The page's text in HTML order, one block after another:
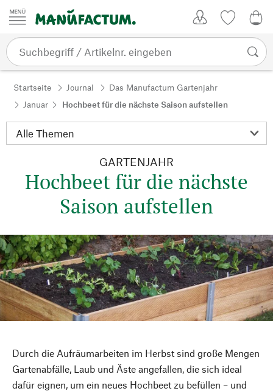
Zum Inhalt springen
Startseite Journal
Das Manufactum Gartenjahr
Januar
Hochbeet für die nächste Saison aufstellen
GARTENJAHR
Hochbeet für die nächste
Saison aufstellen
Durch die Aufräumarbeiten im Herbst sind große Mengen
Gartenabfälle, Laub und Äste angefallen, die sich ideal
dafür eignen, um ein neues Hochbeet zu befüllen – und